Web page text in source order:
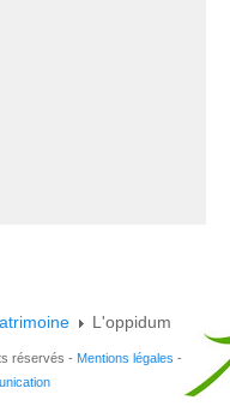
L'oppidum
réservés - Mentions légales -